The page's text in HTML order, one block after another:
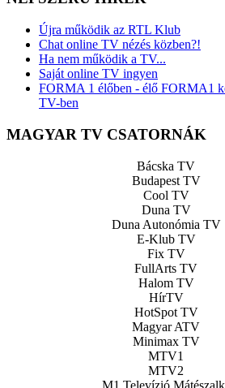
Újra működik az RTL Klub
Chat online TV nézés közben?!
Ha nem működik a TV...
Saját online TV ingyen
FORMA 1 élőben - élő FORMA1
TV-ben
MAGYAR TV CSATORNÁK
Bácska TV
Budapest TV
Cool TV
Duna TV
Duna Autonómia TV
E-Klub TV
Fix TV
FullArts TV
Halom TV
HírTV
HotSpot TV
Magyar ATV
Minimax TV
MTV1
MTV2
M1 Televízió